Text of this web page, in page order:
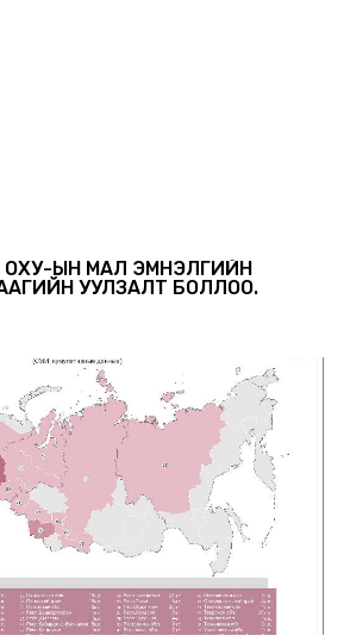
ОХУ-ЫН МАЛ ЭМНЭЛГИЙН
УУЛЗАЛТ БОЛЛОО.